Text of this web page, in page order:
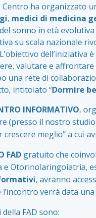
ha organizzato
, medici di medicina
sonno in età
su scala nazionale
L’obiettivo
valutare e
una rete di
intitolato “Dormire
INFORMATIVO,
(presso il nostro
crescere meglio” a cui
FAD gratuito che
e Otorinolaringoiatria,
, avranno
verrà data
FAD sono: